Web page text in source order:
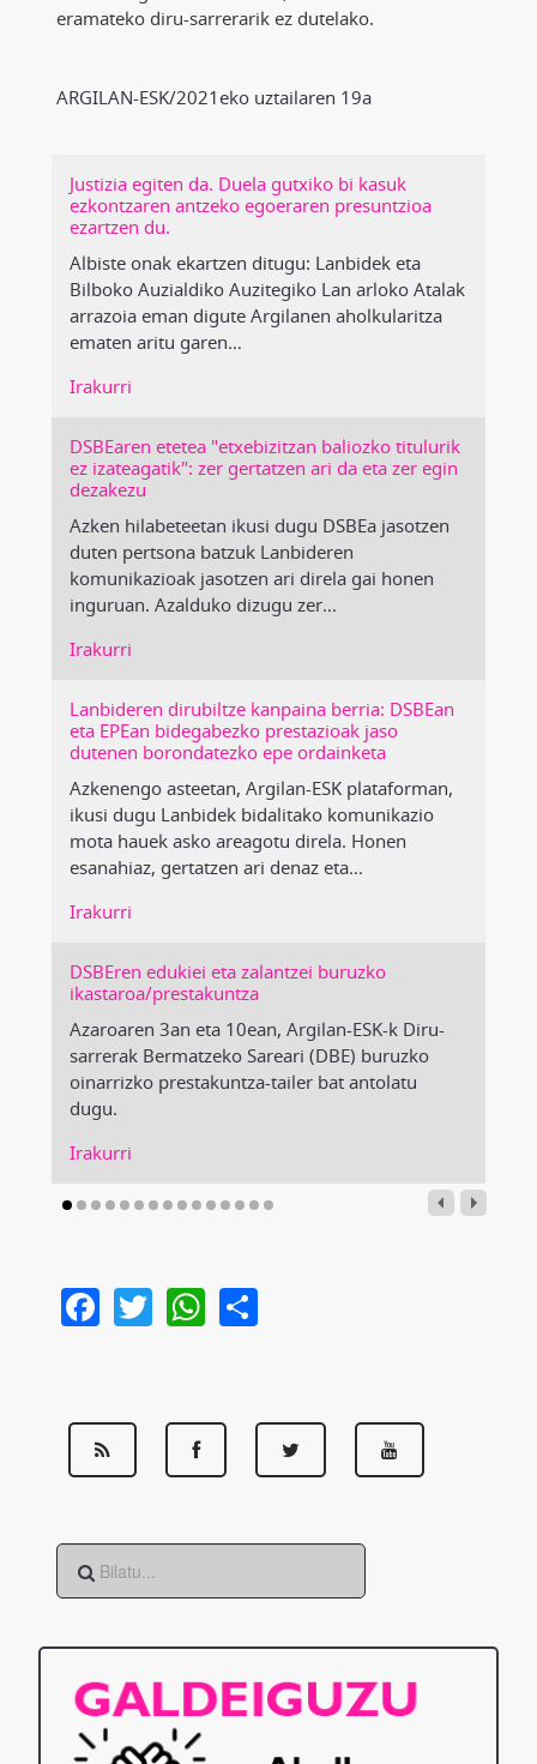
eramateko diru-sarrerarik ez dutelako.
ARGILAN-ESK/2021eko uztailaren 19a
Justizia egiten da. Duela gutxiko bi kasuk
ezkontzaren antzeko egoeraren presuntzioa
ezartzen du.
Albiste onak ekartzen ditugu: Lanbidek eta
Bilboko Auzialdiko Auzitegiko Lan arloko Atalak
arrazoia eman digute Argilanen aholkularitza
ematen aritu garen…
Irakurri
DSBEaren etetea "etxebizitzan baliozko titulurik
ez izateagatik": zer gertatzen ari da eta zer egin
dezakezu
Azken hilabeteetan ikusi dugu DSBEa jasotzen
duten pertsona batzuk Lanbideren
komunikazioak jasotzen ari direla gai honen
inguruan. Azalduko dizugu zer…
Irakurri
Lanbideren dirubiltze kanpaina berria: DSBEan
eta EPEan bidegabezko prestazioak jaso
dutenen borondatezko epe ordainketa
Azkenengo asteetan, Argilan-ESK plataforman,
ikusi dugu Lanbidek bidalitako komunikazio
mota hauek asko areagotu direla. Honen
esanahiaz, gertatzen ari denaz eta…
Irakurri
DSBEren edukiei eta zalantzei buruzko
ikastaroa/prestakuntza
Azaroaren 3an eta 10ean, Argilan-ESK-k Diru-
sarrerak Bermatzeko Sareari (DBE) buruzko
oinarrizko prestakuntza-tailer bat antolatu
dugu.
Irakurri
Facebook
TwitterWhatsApp
Share